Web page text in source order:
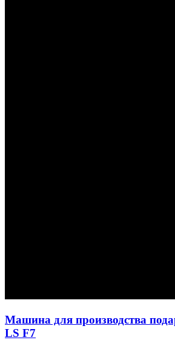
Машина для производства
LS F7